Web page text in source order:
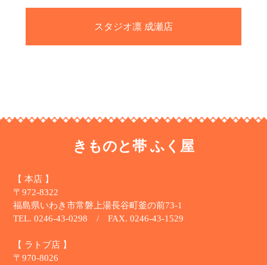
スタジオ凛 成瀬店
きものと帯 ふく屋
【 本店 】
〒972-8322
福島県いわき市常磐上湯長谷町釜の前73-1
TEL. 0246-43-0298 / FAX. 0246-43-1529
【 ラトブ店 】
〒970-8026